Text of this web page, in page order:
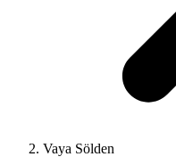
Vaya Sölden